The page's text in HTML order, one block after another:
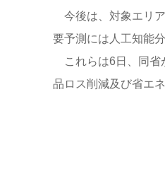
今後は、対象エリ
要予測には人工知能
これらは6日、同省
品ロス削減及び省エ